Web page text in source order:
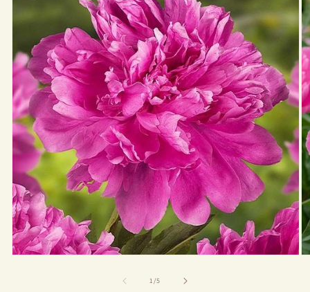
1/iš5